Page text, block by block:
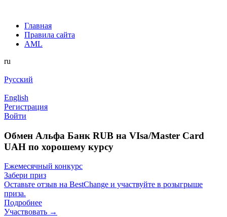
Главная
Правила сайта
AML
ru
Русский
English
Регистрация
Войти
Обмен Альфа Банк RUB на VIsa/Master Card
UAH по хорошему курсу
Ежемесячный конкурс
Забери приз
Оставьте отзыв на BestChange и участвуйте в розыгрыше
приза.
Подробнее
Участвовать →